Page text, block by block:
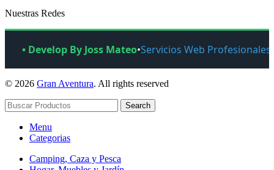
Nuestras Redes
• Develop By Joss Mateo•Servicios Web Profesionales
© 2026 Gran Aventura. All rights reserved
Search
Menu
Categorias
Camping, Caza y Pesca